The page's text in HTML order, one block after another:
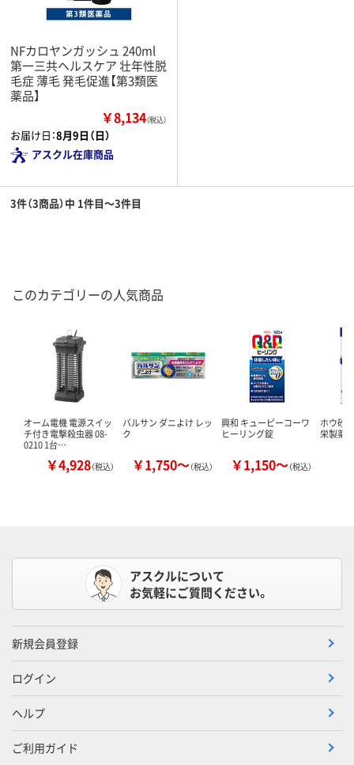
NFカロヤンガッシュ 240ml
第一三共ヘルスケア 壮年性脱
毛症 薄毛 発毛促進【第3類医
薬品】
￥8,134（税込）
お届け日：8月9日（日）
アスクル在庫商品
3件（3商品）中 1件目～3件目
このカテゴリーの人気商品
オーム電機 電源スイッ
チ付き電撃殺虫器 08-
0210 1台…
￥4,928（税込）
バルサン ダニよけ レッ
ク
￥1,750～（税込）
興和 キューピーコーワ
ヒーリング錠
￥1,150～（税込）
ホウ砂（
栄製薬
アスクルについて
お気軽にご質問ください。
新規会員登録
ログイン
ヘルプ
ご利用ガイド